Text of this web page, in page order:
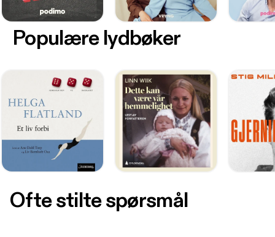
Populære lydbøker
Ofte stilte spørsmål